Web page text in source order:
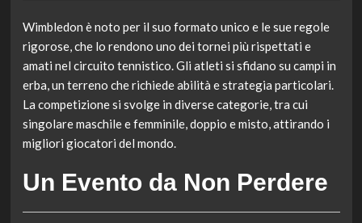
Wimbledon è noto per il suo formato unico e le sue regole
rigorose, che lo rendono uno dei tornei più rispettati e
amati nel circuito tennistico. Gli atleti si sfidano su campi in
erba, un terreno che richiede abilità e strategia particolari.
La competizione si svolge in diverse categorie, tra cui
singolare maschile e femminile, doppio e misto, attirando i
migliori giocatori del mondo.
Un Evento da Non Perdere